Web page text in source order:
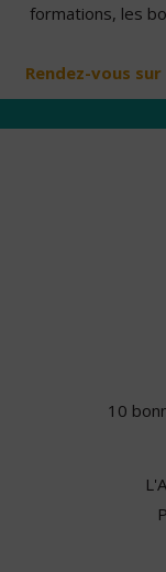
formations, les
Rendez-vous
10